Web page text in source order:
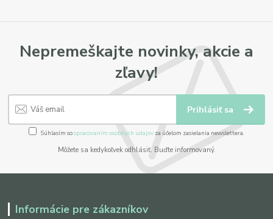
Nepremeškajte novinky, akcie a
zľavy!
Prihlásiť sa
Súhlasím sospracovaním osobných údajov za účelom zasielania newslettera.
Môžete sa kedykoľvek odhlásiť. Buďte informovaný.
Informácie pre zákazníkov